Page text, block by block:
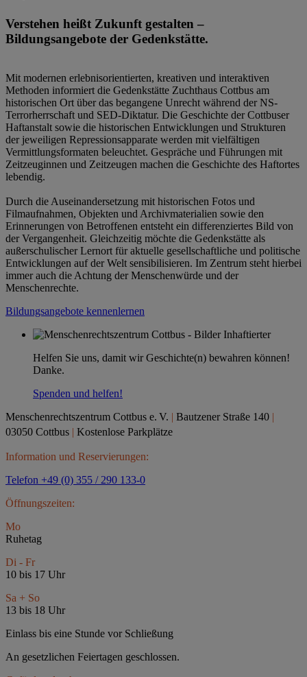
Verstehen heißt Zukunft gestalten –
Bildungsangebote der Gedenkstätte.
Mit modernen erlebnisorientierten, kreativen und interaktiven
Methoden informiert die Gedenkstätte Zuchthaus Cottbus am
historischen Ort über das begangene Unrecht während der NS-
Terrorherrschaft und SED-Diktatur. Die Geschichte der Cottbuser
Haftanstalt sowie die historischen Entwicklungen und Strukturen
der jeweiligen Repressionsapparate werden mit vielfältigen
Vermittlungsformaten beleuchtet. Gespräche und Führungen mit
Zeitzeuginnen und Zeitzeugen machen die Geschichte des Haftortes
lebendig.
Durch die Auseinandersetzung mit historischen Fotos und
Filmaufnahmen, Objekten und Archivmaterialien sowie den
Erinnerungen von Betroffenen entsteht ein differenziertes Bild von
der Vergangenheit. Gleichzeitig möchte die Gedenkstätte als
außerschulischer Lernort für aktuelle gesellschaftliche und politische
Entwicklungen auf der Welt sensibilisieren. Im Zentrum steht hierbei
immer auch die Achtung der Menschenwürde und der
Menschenrechte.
Bildungsangebote kennenlernen
Helfen Sie uns, damit wir Geschichte(n) bewahren können!
Danke.
Spenden und helfen!
Menschenrechtszentrum Cottbus e. V. | Bautzener Straße 140 |
03050 Cottbus | Kostenlose Parkplätze
Information und Reservierungen:
Telefon +49 (0) 355 / 290 133-0
Öffnungszeiten:
Mo
Ruhetag
Di - Fr
10 bis 17 Uhr
Sa + So
13 bis 18 Uhr
Einlass bis eine Stunde vor Schließung
An gesetzlichen Feiertagen geschlossen.